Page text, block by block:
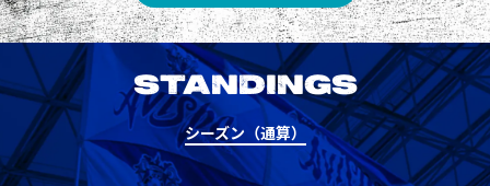
STANDINGS
シーズン（通算）
5 Ｃ大阪 3 1 0 0 1
3 1 0 1
7 神戸 3 1 0 0 1
浦和 0 0 1 -1